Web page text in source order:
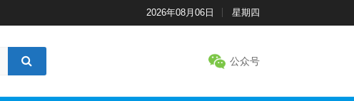
2026年08月06日 星期四
公众号